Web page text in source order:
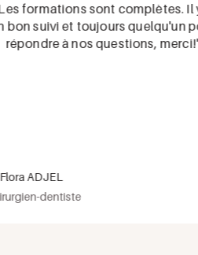
formations sont complètes. Il y'a
suivi et toujours quelqu'un pour
à nos questions, merci!"
ADJEL
dentiste